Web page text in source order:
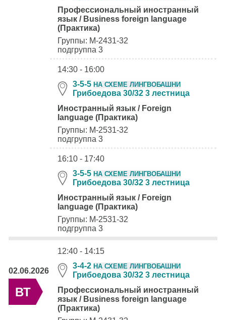
Профессиональный иностранный
язык / Business foreign language
(Практика)
Группы: М-2431-32
подгруппа 3
14:30 - 16:00
3-5-5 НА СХЕМЕ ЛИНГВОБАШНИ
Грибоедова 30/32 3 лестница
Иностранный язык / Foreign
language (Практика)
Группы: М-2531-32
подгруппа 3
16:10 - 17:40
3-5-5 НА СХЕМЕ ЛИНГВОБАШНИ
Грибоедова 30/32 3 лестница
Иностранный язык / Foreign
language (Практика)
Группы: М-2531-32
подгруппа 3
02.06.2026
ВТ
12:40 - 14:15
3-4-2 НА СХЕМЕ ЛИНГВОБАШНИ
Грибоедова 30/32 3 лестница
Профессиональный иностранный
язык / Business foreign language
(Практика)